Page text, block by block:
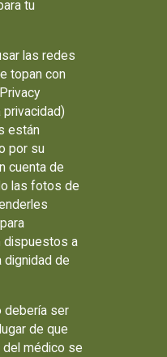
tu
las redes
topan con
privacidad)
están
por su
cuenta de
las fotos de
dispuestos a
dignidad de
debería ser
de que
médico se